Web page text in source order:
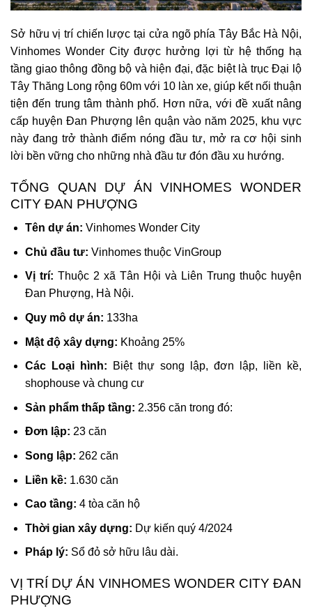
Sở hữu vị trí chiến lược tại cửa ngõ phía Tây Bắc Hà Nội,
Vinhomes Wonder City được hưởng lợi từ hệ thống hạ
tầng giao thông đồng bộ và hiện đại, đặc biệt là trục Đại lộ
Tây Thăng Long rộng 60m với 10 làn xe, giúp kết nối thuận
tiện đến trung tâm thành phố. Hơn nữa, với đề xuất nâng
cấp huyện Đan Phượng lên quận vào năm 2025, khu vực
này đang trở thành điểm nóng đầu tư, mở ra cơ hội sinh
lời bền vững cho những nhà đầu tư đón đầu xu hướng.
TỔNG QUAN DỰ ÁN VINHOMES WONDER
CITY ĐAN PHƯỢNG
Tên dự án: Vinhomes Wonder City
Chủ đầu tư: Vinhomes thuộc VinGroup
Vị trí: Thuộc 2 xã Tân Hội và Liên Trung thuộc huyện
Đan Phượng, Hà Nội.
Quy mô dự án: 133ha
Mật độ xây dựng: Khoảng 25%
Các Loại hình:
Biệt thự song lập, đơn lập, liền kề,
shophouse và chung cư
Sản phẩm thấp tầng: 2.356 căn trong đó:
Đơn lập: 23 căn
Song lập: 262 căn
Liền kề: 1.630 căn
Cao tầng: 4 tòa căn hộ
Thời gian xây dựng: Dự kiến quý 4/2024
Pháp lý: Sổ đỏ sở hữu lâu dài.
VỊ TRÍ DỰ ÁN VINHOMES WONDER CITY ĐAN
PHƯỢNG